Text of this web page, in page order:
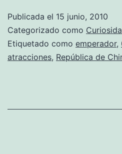
los
Enanos»
Publicada el 15 junio, 2010
Categorizado como
Etiquetado como emperador,
atracciones, República de